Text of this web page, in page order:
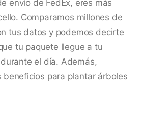
envío de FedEx, eres más
Comparamos millones de
tus datos y podemos decirte
tu paquete llegue a tu
el día. Además,
beneficios para plantar árboles